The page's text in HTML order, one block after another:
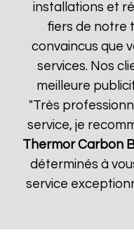
installations et
fiers de notre
convaincus que
services. Nos
meilleure
"Très
service, je
Thermor Carbon
déterminés à
service